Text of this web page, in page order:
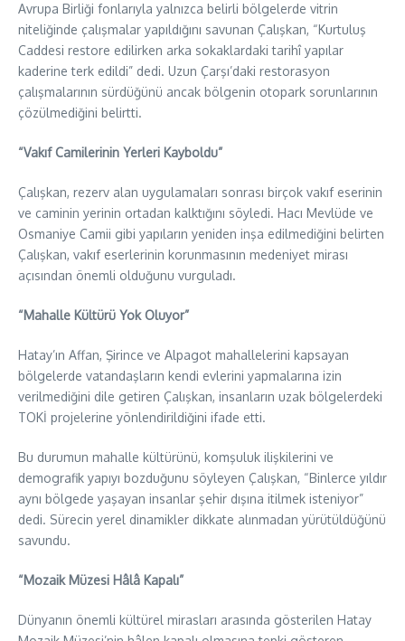
Avrupa Birliği fonlarıyla yalnızca belirli bölgelerde vitrin
niteliğinde çalışmalar yapıldığını savunan Çalışkan, “Kurtuluş
Caddesi restore edilirken arka sokaklardaki tarihî yapılar
kaderine terk edildi” dedi. Uzun Çarşı’daki restorasyon
çalışmalarının sürdüğünü ancak bölgenin otopark sorunlarının
çözülmediğini belirtti.
“Vakıf Camilerinin Yerleri Kayboldu”
Çalışkan, rezerv alan uygulamaları sonrası birçok vakıf eserinin
ve caminin yerinin ortadan kalktığını söyledi. Hacı Mevlüde ve
Osmaniye Camii gibi yapıların yeniden inşa edilmediğini belirten
Çalışkan, vakıf eserlerinin korunmasının medeniyet mirası
açısından önemli olduğunu vurguladı.
“Mahalle Kültürü Yok Oluyor”
Hatay’ın Affan, Şirince ve Alpagot mahallelerini kapsayan
bölgelerde vatandaşların kendi evlerini yapmalarına izin
verilmediğini dile getiren Çalışkan, insanların uzak bölgelerdeki
TOKİ projelerine yönlendirildiğini ifade etti.
Bu durumun mahalle kültürünü, komşuluk ilişkilerini ve
demografik yapıyı bozduğunu söyleyen Çalışkan, “Binlerce yıldır
aynı bölgede yaşayan insanlar şehir dışına itilmek isteniyor”
dedi. Sürecin yerel dinamikler dikkate alınmadan yürütüldüğünü
savundu.
“Mozaik Müzesi Hâlâ Kapalı”
Dünyanın önemli kültürel mirasları arasında gösterilen Hatay